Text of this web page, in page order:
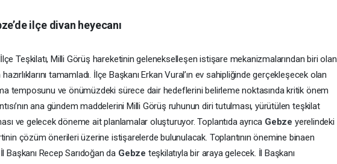
ilçe divan heyecanı
İlçe Teşkilatı, Milli Görüş hareketinin gelenekselleşen istişare mekanizmalarından biri olan
tamamladı. İlçe Başkanı Erkan Vural’ın ev sahipliğinde gerçekleşecek olan
temposunu ve önümüzdeki sürece dair hedeflerini belirleme noktasında kritik önem
ana gündem maddelerini Milli Görüş ruhunun diri tutulması, yürütülen teşkilat
ve gelecek döneme ait planlamalar oluşturuyor. Toplantıda ayrıca Gebze yerelindeki
çözüm önerileri üzerine istişarelerde bulunulacak. Toplantının önemine binaen
Başkanı Recep Sarıdoğan da Gebze teşkilatıyla bir araya gelecek. İl Başkanı